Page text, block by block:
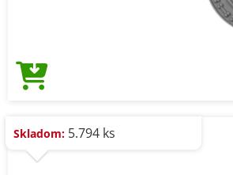
Skladom: 5.794 ks